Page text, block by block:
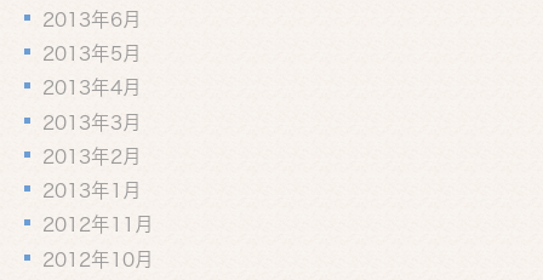
2013年6月
2013年5月
2013年4月
2013年3月
2013年2月
2013年1月
2012年11月
2012年10月